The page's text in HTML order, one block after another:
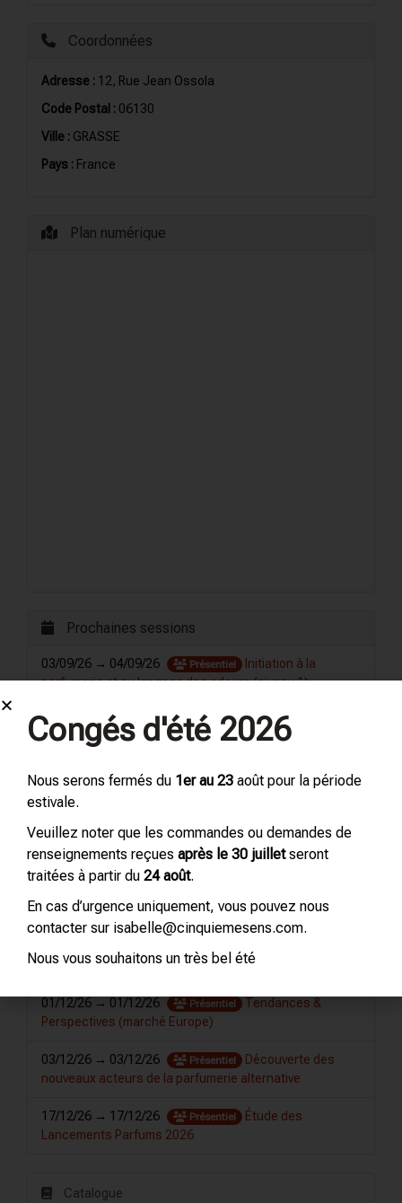
Coordonnées
Adresse : 12, Rue Jean Ossola
Code Postal : 06130
Ville : GRASSE
Pays : France
Plan numérique
Prochaines sessions
03/09/26 → 04/09/26 Présentiel
Initiation à la
parfumerie et au langage des odeurs (niveau 1)
14/09/26 → 18/09/26 Présentiel
Fragrance School
Grasse – 1 Week
14/09/26 → 25/09/26 Présentiel
Fragrance School
Grasse – 2 Weeks
12/10/26 → 16/10/26 Présentiel
Maîtrise du Langage
Olfactif (niveau 2)
Parfum
parfumerie et au langage des odeurs (niveau 1)
01/12/26 → 01/12/26 Présentiel
Tendances &
Perspectives (marché Europe)
03/12/26 → 03/12/26 Présentiel
Découverte des
nouveaux acteurs de la parfumerie alternative
17/12/26 → 17/12/26 Présentiel
Étude des
Lancements Parfums 2026
Catalogue
Congés d'été 2026
Nous serons fermés du 1er au 23 août pour la période
estivale.
Veuillez noter que les commandes ou demandes de
renseignements reçues après le 30 juilletseront
traitées à partir du 24 août.
En cas d’urgence uniquement, vous pouvez nous
contacter sur isabelle@cinquiemesens.com.
Nous vous souhaitons un très bel été